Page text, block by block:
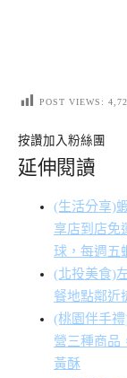
POST VIEWS:
按讚加入粉絲團
延伸閱讀
(生活分享)
享店到店免
球，每週五
(北投美食)
餐地點鄰近
(桃園伴手
營三種商品
黃酥